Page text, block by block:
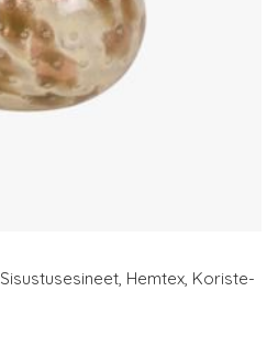
Sisustusesineet Hemtex Koriste-